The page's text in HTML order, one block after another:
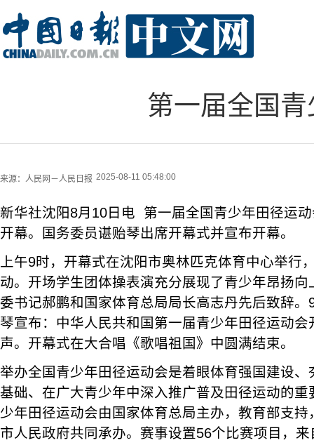
第一届全国
来源： 人民网－人民日报 2025-08-11 05:48:00
新华社沈阳8月10日电 第一届全国青少年田径运
开幕。国务委员谌贻琴出席开幕式并宣布开幕。
上午9时，开幕式在沈阳市奥林匹克体育中心举行
动。开场学生团体操表演充分展现了青少年昂扬
委书记郝鹏和国家体育总局局长高志丹先后致辞
琴宣布：中华人民共和国第一届青少年田径运动
声。开幕式在大合唱《歌唱祖国》中圆满结束。
举办全国青少年田径运动会是着眼体育强国建设
基础、在广大青少年中深入推广普及田径运动的
少年田径运动会由国家体育总局主办，教育部支
市人民政府共同承办。赛事设置56个比赛项目，